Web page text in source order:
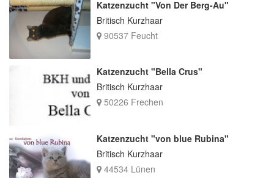
Katzenzucht "Von Der Berg-Au"
Britisch Kurzhaar
90537 Feucht
Katzenzucht "Bella Crus"
Britisch Kurzhaar
50226 Frechen
Katzenzucht "von blue Rubina"
Britisch Kurzhaar
44534 Lünen